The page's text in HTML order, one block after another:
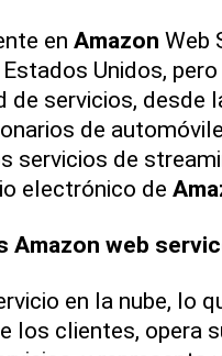
en Amazon Web
Unidos,
de servicios, desde
de
servicios de
electrónico de
Amazon web
en la nube, lo
los clientes, opera